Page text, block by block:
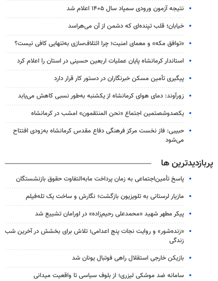
نتیجه آزمون ورودی سمپاد سال ۱۴۰۵ اعلام شد
خیابان؛ قلب تپنده‌ای که دشمن از آن می‌هراسد
«توافق مکه» و معمای امنیت؛ چرا ائتلاف‌سازی به‌تنهایی کافی نیست؟
استاندار کرمانشاه پایان عملیات اربعین حسینی در استان را اعلام کرد
پیگیری تأمین مسکن خبرنگاران در دستور کار قرار دارد
زورآوند: دمای هوای کرمانشاه از یکشنبه به‌طور نسبی کاهش می‌یابد
یکصدوشصتمین اجتماع «نحن المنتقمون» امشب در کرمانشاه
حبیبی: فاز نخست مرکز فرهنگی دفاع مقدس کرمانشاه به‌زودی افتتاح
می‌شود
پربازدیدترین ها
پاسخ تأمین‌اجتماعی به زمان پرداخت مابه‌التفاوت حقوق بازنشستگان
مازیار لرستانی به تلویزیون بازگشت؛ نگارش و ساخت یک تله‌فیلم
پیکر مطهر شهید «محمدعلی رحیم‌زاده» در اورامان تشییع شد
«زنده‌شور» و روایت نجات پنج اعدامی؛ تلاش برای بخشش در آخرین شب
زندگی
بازیکن خارجی استقلال راهی فوتبال یونان شد
سامانه ضد موشکی لیزری؛ از بلوف سیاسی تا واقعیت میدانی